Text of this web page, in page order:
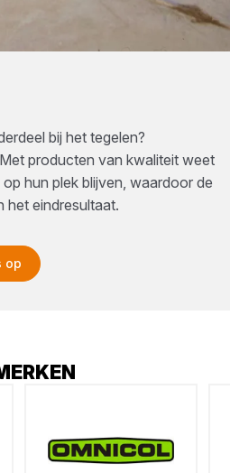
bij het tegelen?
producten van kwaliteit weet
hun plek blijven, waardoor de
het eindresultaat.
op